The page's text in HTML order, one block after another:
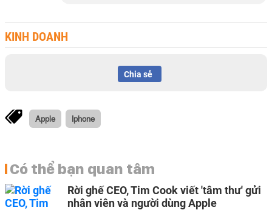
KINH DOANH
Chia sẻ
Apple Iphone
Có thể bạn quan tâm
Rời ghế CEO, Tim Cook viết 'tâm thư' gửi
nhân viên và người dùng Apple